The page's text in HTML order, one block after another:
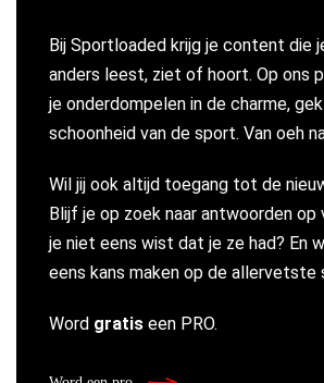
Bij Sportloaded krijg je content die
anders leest, ziet of hoort. Op ons
je onderdompelen in de charme,
schoonheid van de sport. Van oeh
Wil jij ook altijd toegang tot de
Blijf je op zoek naar antwoorden op
je niet eens wist dat je ze had? En
eens kans maken op de allervetste
Word gratis een PRO.